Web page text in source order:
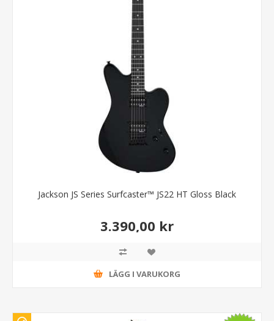
Jackson JS Series Surfcaster™ JS22 HT Gloss Black
3.390,00 kr
LÄGG I VARUKORG